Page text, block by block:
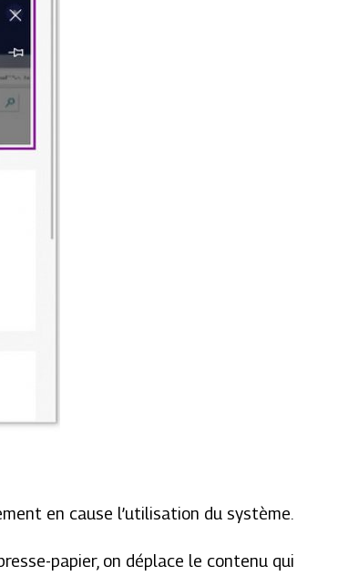
en cause l’utilisation du système.
papier, on déplace le contenu qui